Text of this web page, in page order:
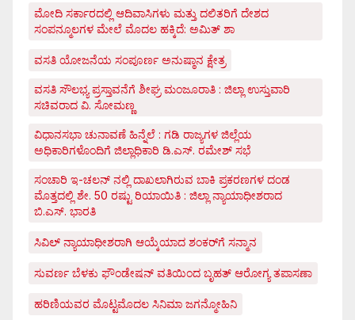
ಮೋದಿ ಸರ್ಕಾರದಲ್ಲಿ ಆದಿವಾಸಿಗಳು ಮತ್ತು ದಲಿತರಿಗೆ ದೇಶದ
ಸಂಪನ್ಮೂಲಗಳ ಮೇಲೆ ಮೊದಲ ಹಕ್ಕಿದೆ: ಅಮಿತ್ ಶಾ
ವಸತಿ ಯೋಜನೆಯ ಸಂಪೂರ್ಣ ಅನುಷ್ಠಾನ ಕ್ಷೇತ್ರ
ವಸತಿ ಸೌಲಭ್ಯ ಪ್ರಸ್ತಾವನೆಗೆ ಶೀಘ್ರ ಮಂಜೂರಾತಿ : ಜಿಲ್ಲಾ ಉಸ್ತುವಾರಿ
ಸಚಿವರಾದ ವಿ. ಸೋಮಣ್ಣ
ವಿಧಾನಸಭಾ ಚುನಾವಣೆ ಹಿನ್ನೆಲೆ : ಗಡಿ ರಾಜ್ಯಗಳ ಜಿಲ್ಲೆಯ
ಅಧಿಕಾರಿಗಳೊಂದಿಗೆ ಜಿಲ್ಲಾಧಿಕಾರಿ ಡಿ.ಎಸ್. ರಮೇಶ್ ಸಭೆ
ಸಂಚಾರಿ ಇ-ಚಲನ್ ನಲ್ಲಿ ದಾಖಲಾಗಿರುವ ಬಾಕಿ ಪ್ರಕರಣಗಳ ದಂಡ
ಮೊತ್ತದಲ್ಲಿ ಶೇ. 50 ರಷ್ಟು ರಿಯಾಯಿತಿ : ಜಿಲ್ಲಾ ನ್ಯಾಯಾಧೀಶರಾದ
ಬಿ.ಎಸ್. ಭಾರತಿ
ಸಿವಿಲ್ ನ್ಯಾಯಾಧೀಶರಾಗಿ ಆಯ್ಕೆಯಾದ ಶಂಕರ್‌ಗೆ ಸನ್ಮಾನ
ಸುವರ್ಣ ಬೆಳಕು ಫೌಂಡೇಷನ್ ವತಿಯಿಂದ ಬೃಹತ್ ಆರೋಗ್ಯ ತಪಾಸಣಾ
ಹರಿಣಿಯವರ ಮೊಟ್ಟಮೊದಲ ಸಿನಿಮಾ ಜಗನ್ಮೋಹಿನಿ